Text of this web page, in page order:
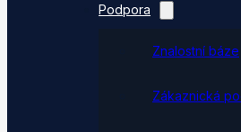
Podpora
Znalostní báze
Zákaznická